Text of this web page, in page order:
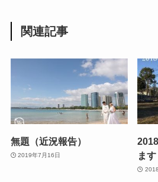
関連記事
無題（近況報告）
2019年7月16日
ます